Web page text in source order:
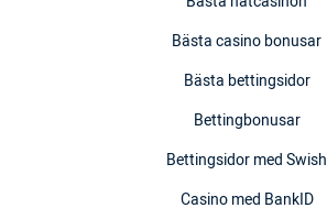
Bästa casino bonusar
Bästa bettingsidor
Bettingbonusar
Bettingsidor med Swish
Casino med BankID